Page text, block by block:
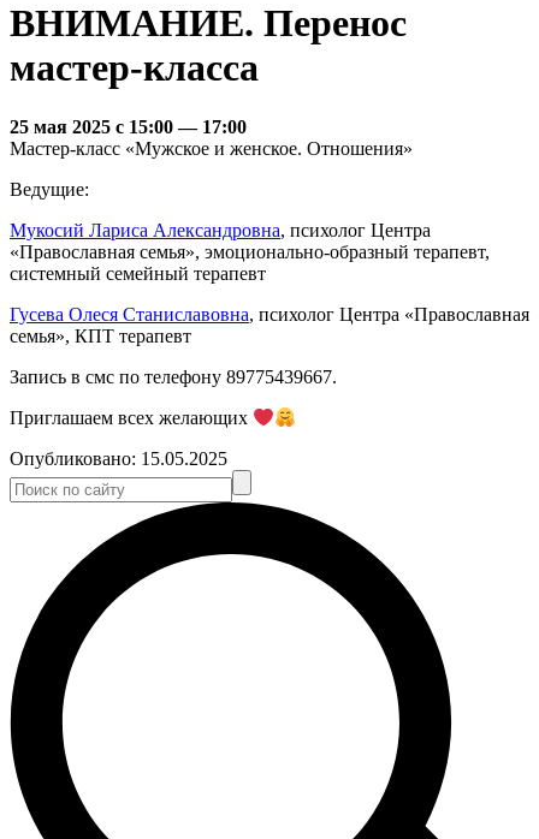
ВНИМАНИЕ. Перенос
мастер-класса
25 мая 2025 с 15:00 — 17:00
Мастер-класс «Мужское и женское. Отношения»
Ведущие:
Мукосий Лариса Александровна, психолог Центра
«Православная семья», эмоционально-образный терапевт,
системный семейный терапевт
Гусева Олеся Станиславовна, психолог Центра «Православная
семья», КПТ терапевт
Запись в смс по телефону 89775439667.
Приглашаем всех желающих
Опубликовано: 15.05.2025